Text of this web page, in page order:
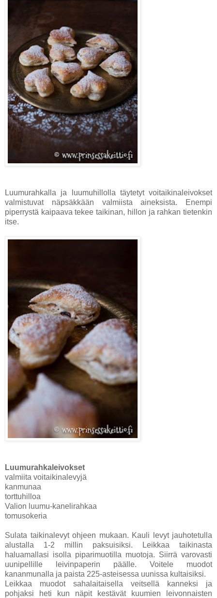
Luumurahkalla ja luumuhillolla täytetyt voitaikinaleivokset
valmistuvat näpsäkkään valmiista aineksista. Enempi
piperrystä kaipaava tekee taikinan, hillon ja rahkan tietenkin
itse.
Luumurahkaleivokset
valmiita voitaikinalevyjä
kanmunaa
torttuhilloa
Valion luumu-kanelirahkaa
tomusokeria
Sulata taikinalevyt ohjeen mukaan. Kauli levyt jauhotetulla
alustalla 1-2 millin paksuisiksi. Leikkaa taikinasta
haluamallasi isolla piparimuotilla muotoja. Siirrä varovasti
uunipellille leivinpaperin päälle. Voitele muodot
kananmunalla ja paista 225-asteisessa uunissa kultaisiksi.
Leikkaa muodot sahalaitaisella veitsellä kanneksi ja
pohjaksi heti kun näpit kestävät kuumien leivonnaisten